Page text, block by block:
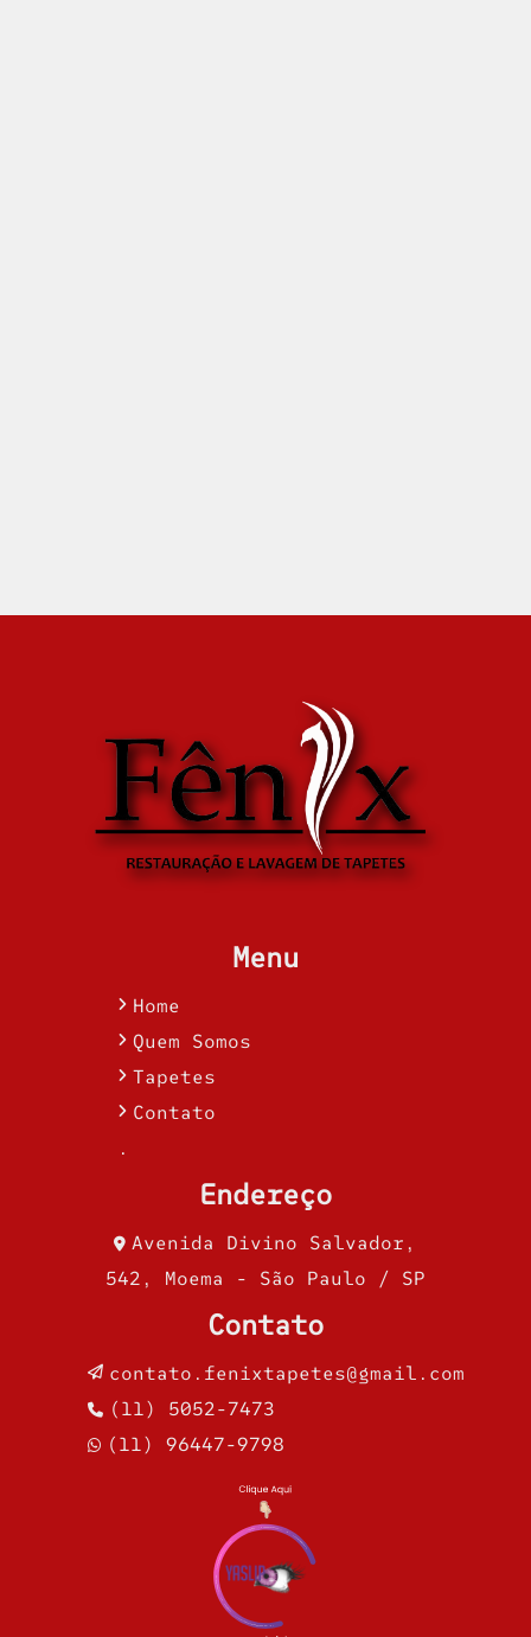
Menu
Home
Quem Somos
Tapetes
Contato
.
Endereço
Avenida Divino Salvador,
542, Moema - São Paulo / SP
Contato
contato.fenixtapetes@gmail.com
(11) 5052-7473
(11) 96447-9798